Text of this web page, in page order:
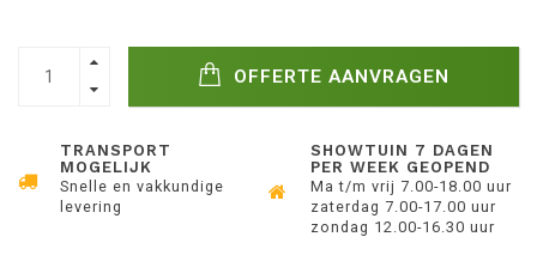
OFFERTE AANVRAGEN
TRANSPORT
MOGELIJK
Snelle en vakkundige
levering
SHOWTUIN 7 DAGEN
PER WEEK GEOPEND
Ma t/m vrij 7.00-18.00 uur
zaterdag 7.00-17.00 uur
zondag 12.00-16.30 uur